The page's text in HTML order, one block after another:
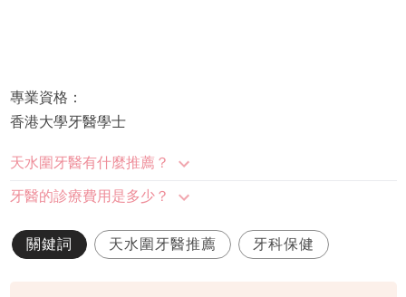
專業資格：
香港大學牙醫學士
天水圍牙醫有什麼推薦？
牙醫的診療費用是多少？
關鍵詞 天水圍牙醫推薦 牙科保健